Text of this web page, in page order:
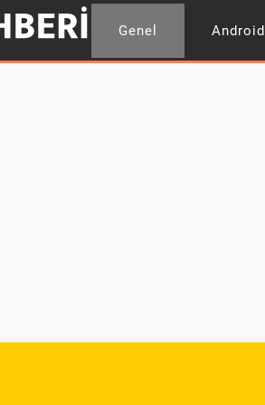
Genel Android